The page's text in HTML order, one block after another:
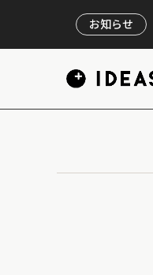
お知らせ